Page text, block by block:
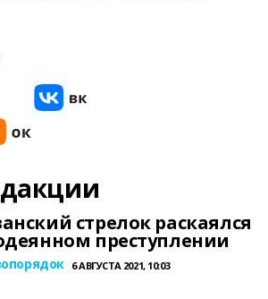
стрелок раскаялся
преступлении
6 АВГУСТА 2021, 10:03